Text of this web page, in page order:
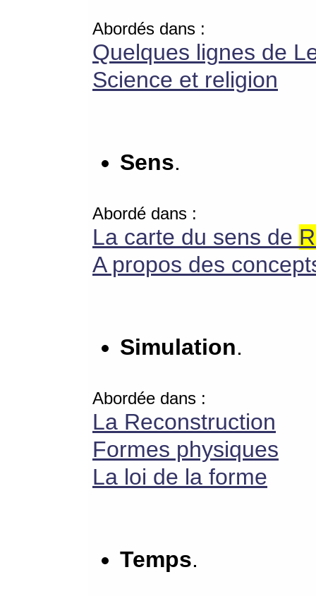
Abordés dans :
Quelques lignes de
Science et religion
Sens.
Abordé dans :
La carte du sens de
A propos des
Simulation.
Abordée dans :
La Reconstruction
Formes physiques
La loi de la forme
Temps.